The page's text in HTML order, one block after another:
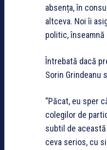
absența, în
altceva. Noi îi
politic, înseamnă
Întrebată dacă
Sorin Grindeanu
“Păcat, eu sper
colegilor de
subtil de
ceva serios, cu